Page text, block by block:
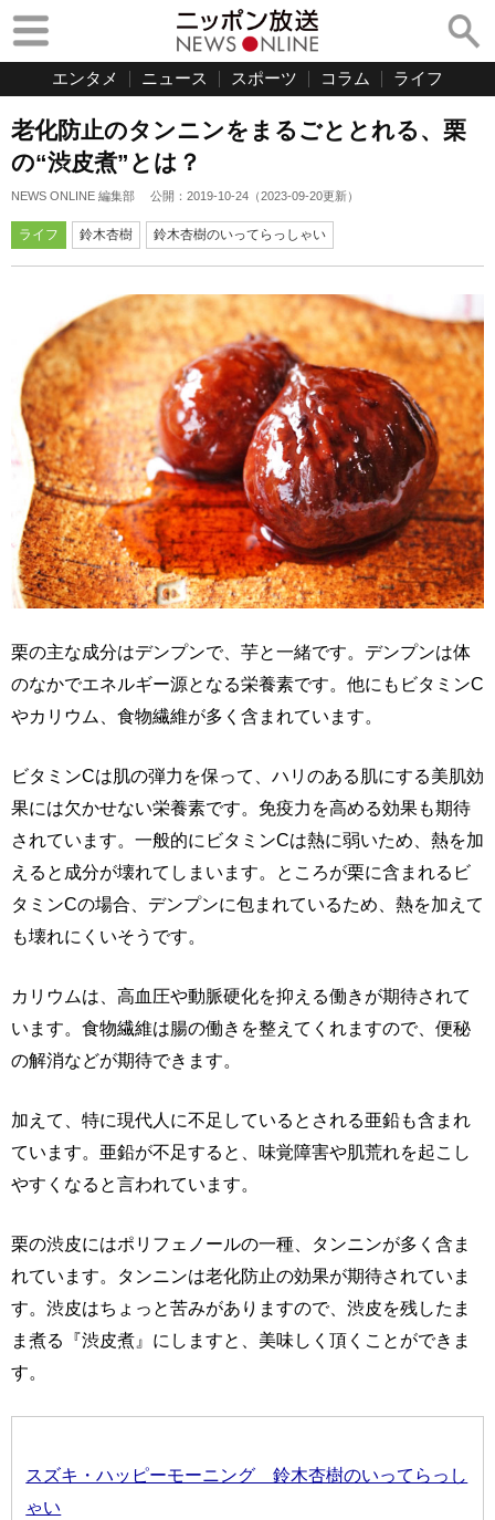
エンタメ ニュース スポーツ コラム ライフ
老化防止のタンニンをまるごととれる、栗
の“渋皮煮”とは？
NEWS ONLINE 編集部 公開： 2019-10-24 （2023-09-20更新）
ライフ 鈴木杏樹 鈴木杏樹のいってらっしゃい
栗の主な成分はデンプンで、芋と一緒です。デンプンは体
のなかでエネルギー源となる栄養素です。他にもビタミンC
やカリウム、食物繊維が多く含まれています。
ビタミンCは肌の弾力を保って、ハリのある肌にする美肌効
果には欠かせない栄養素です。免疫力を高める効果も期待
されています。一般的にビタミンCは熱に弱いため、熱を加
えると成分が壊れてしまいます。ところが栗に含まれるビ
タミンCの場合、デンプンに包まれているため、熱を加えて
も壊れにくいそうです。
カリウムは、高血圧や動脈硬化を抑える働きが期待されて
います。食物繊維は腸の働きを整えてくれますので、便秘
の解消などが期待できます。
加えて、特に現代人に不足しているとされる亜鉛も含まれ
ています。亜鉛が不足すると、味覚障害や肌荒れを起こし
やすくなると言われています。
栗の渋皮にはポリフェノールの一種、タンニンが多く含ま
れています。タンニンは老化防止の効果が期待されていま
す。渋皮はちょっと苦みがありますので、渋皮を残したま
ま煮る『渋皮煮』にしますと、美味しく頂くことができま
す。
スズキ・ハッピーモーニング 鈴木杏樹のいってらっし
ゃい